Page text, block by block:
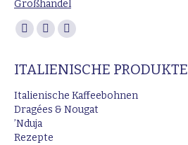
Großhandel
Finden Sie uns auf:
Facebook
opens
in
new
window
Instagram
opens
in
new
E-
page
opens
in
ITALIENISCHE PRODUKTE
Italienische Kaffeebohnen
Dragées & Nougat
’Nduja
Rezepte